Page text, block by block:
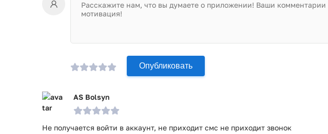
Опубликовать
AS Bolsyn
Не получается войти в аккаунт, не приходит смс не приходит звонок